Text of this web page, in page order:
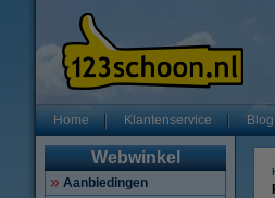
Home Klantenservice Blog
Webwinkel
Aanbiedingen